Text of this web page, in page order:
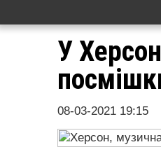
У
08-03-2021 19:15